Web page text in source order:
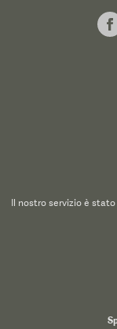
Il nostro servizio è